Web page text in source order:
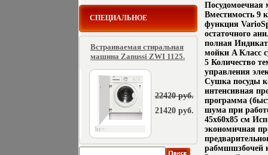
СПЕЦИАЛЬНОЕ
Встраиваемая стиральная
машина Zanussi ZWI 1125.
br>
22420 руб.
21420 руб.
Посудомоечная
Вместимость 9
функция
остаточного
полная
мойки A Класс
5 Количество
управления
Сушка посуды
интенсивная
программа
шума при
45x60x85 см
экономичная
рабмшшзбочей